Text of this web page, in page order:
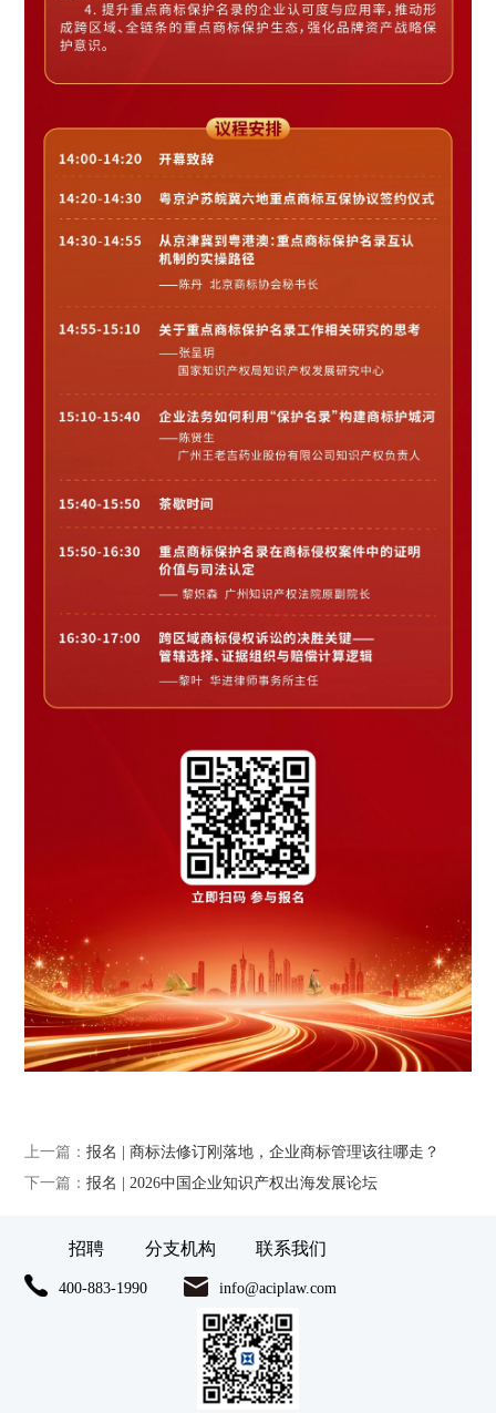
上一篇：报名 | 商标法修订刚落地，企业商标管理该往哪走？
下一篇：报名 | 2026中国企业知识产权出海发展论坛
招聘 分支机构 联系我们
400-883-1990 info@aciplaw.com